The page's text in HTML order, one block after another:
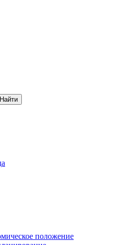
Найти
положение